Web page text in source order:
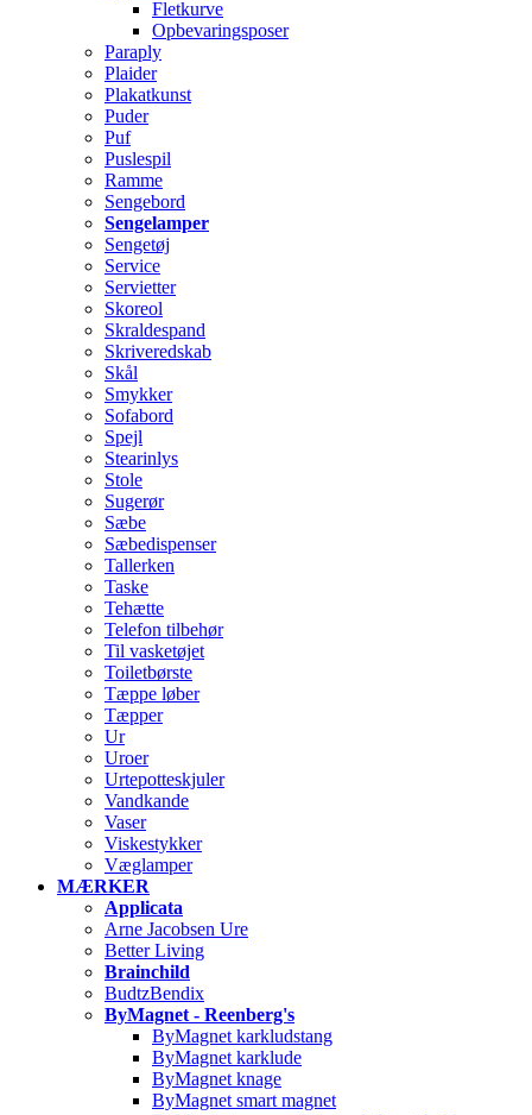
Fletkurve
Opbevaringsposer
Paraply
Plaider
Plakatkunst
Puder
Puf
Puslespil
Ramme
Sengebord
Sengelamper
Sengetøj
Service
Servietter
Skoreol
Skraldespand
Skriveredskab
Skål
Smykker
Sofabord
Spejl
Stearinlys
Stole
Sugerør
Sæbe
Sæbedispenser
Tallerken
Taske
Tehætte
Telefon tilbehør
Til vasketøjet
Toiletbørste
Tæppe løber
Tæpper
Ur
Uroer
Urtepotteskjuler
Vandkande
Vaser
Viskestykker
Væglamper
MÆRKER
Applicata
Arne Jacobsen Ure
Better Living
Brainchild
BudtzBendix
ByMagnet - Reenberg's
ByMagnet karkludstang
ByMagnet karklude
ByMagnet knage
ByMagnet smart magnet